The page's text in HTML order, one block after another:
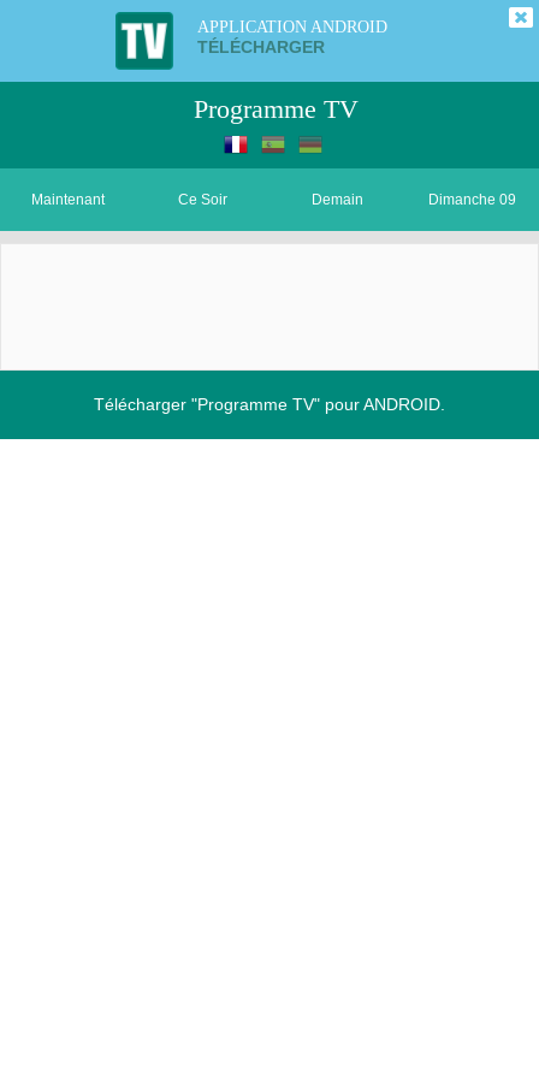
APPLICATION ANDROID
TÉLÉCHARGER
Programme TV
Maintenant Ce Soir Demain Dimanche 09
Télécharger "Programme TV" pour ANDROID.